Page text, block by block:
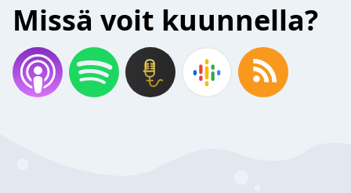
Missä voit kuunnella?